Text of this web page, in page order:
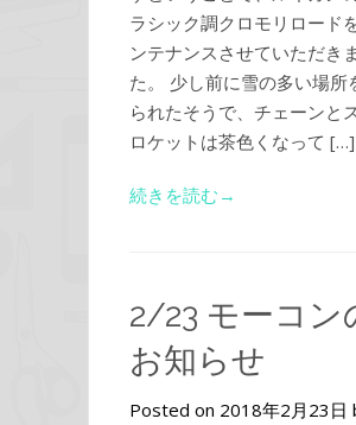
ラシック調クロモリロード
ンテナンスさせていただき
た。 少し前に雪の多い場所
られたそうで、チェーンと
ロケットは茶色くなって […]
続きを読む→
2/23 モーコン
お知らせ
Posted on 2018年2月23日